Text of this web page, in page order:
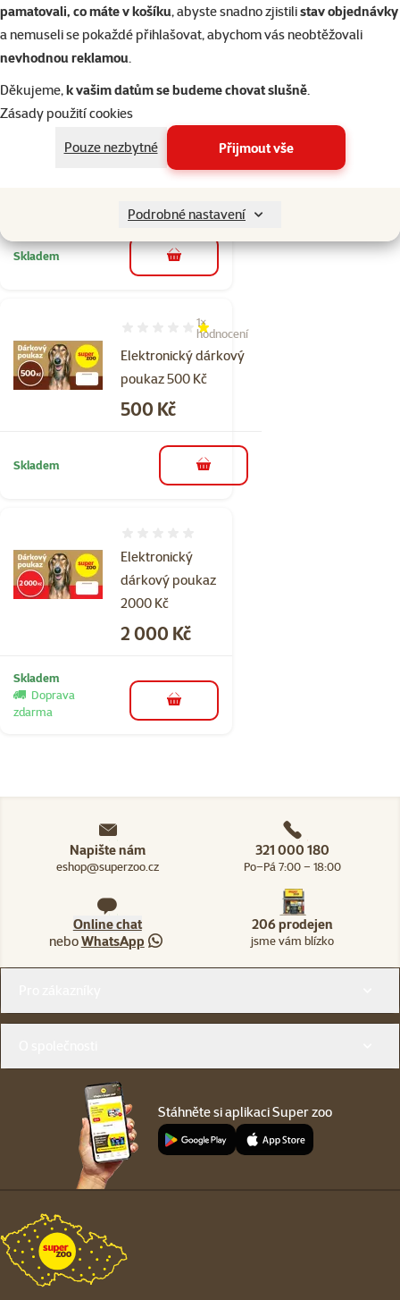
pamatovali, co máte v košíku, abyste snadno zjistilistav objednávky
a nemuseli se pokaždé přihlašovat, abychom vás neobtěžovali
nevhodnou reklamou.
Děkujeme,k vašim datům se budeme chovat slušně.
Zásady použití cookies
Pouze nezbytné
Přijmout vše
Podrobné nastavení
Skladem do košíku
Elektronický
dárkový poukaz
Skladem do košíku
Elektronický dárkový
poukaz 500 Kč
Hodnocení 20%, počet hodnocení: 1
1×
hodnocení
Cena
500 Kč
Skladem do košíku
Elektronický
dárkový poukaz
2000 Kč
Cena
2 000 Kč
Skladem
Doprava
zdarma
do košíku
Napište nám
eshop@superzoo.cz
321 000 180
Po–Pá 7:00 – 18:00
Online chat
neboWhatsApp
206 prodejen
jsme vám blízko
Stáhněte si aplikaci Super zoo